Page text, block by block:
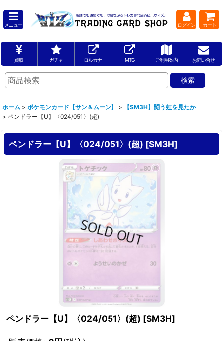
メニュー ログイン カート
買取 ガチャ ロルカナ MTG ご利用案内 お問い合せ
ホーム > ポケモンカード【サン＆ムーン】 >
【SM3H】闘う虹を見たか
> ペンドラー【U】〈024/051〉(超)
ペンドラー【U】〈024/051〉(超) [SM3H]
ペンドラー【U】〈024/051〉(超) [SM3H]